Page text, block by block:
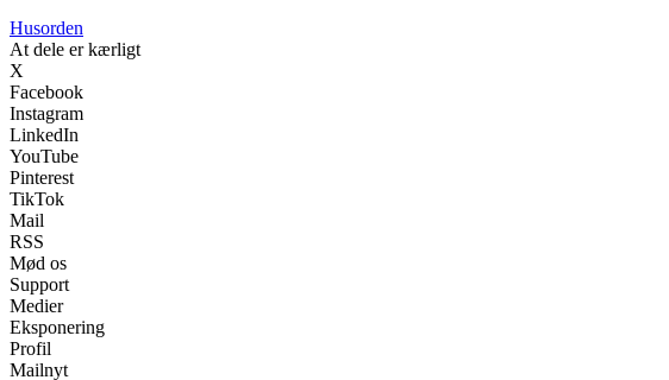
Husorden
At dele er kærligt
X
Facebook
Instagram
LinkedIn
YouTube
Pinterest
TikTok
Mail
RSS
Mød os
Support
Medier
Eksponering
Profil
Mailnyt